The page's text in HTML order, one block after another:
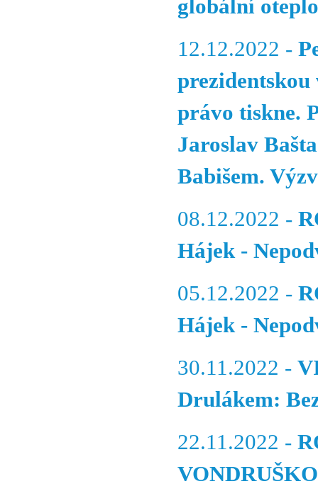
globální
12.12.2022 -
právo tiskne.
Jaroslav
Babišem.
08.12.2022 -
Hájek -
05.12.2022 -
Hájek -
30.11.2022 -
Drulákem:
22.11.2022 -